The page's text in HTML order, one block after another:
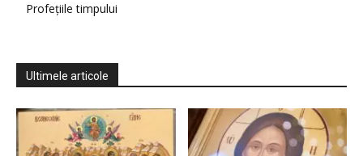
Profețiile timpului
Ultimele articole